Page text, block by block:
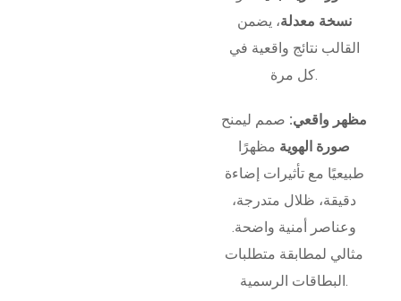
نسخة معدلة، يضمن
القالب نتائج واقعية في
كل مرة.
مظهر واقعي: صمم ليمنح
صورة الهوية مظهرًا
طبيعيًا مع تأثيرات إضاءة
دقيقة، ظلال متدرجة،
وعناصر أمنية واضحة.
مثالي لمطابقة متطلبات
البطاقات الرسمية.